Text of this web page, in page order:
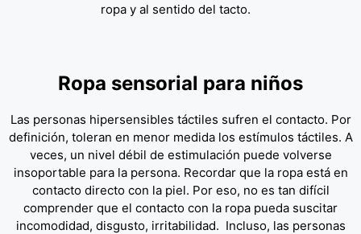
ropa y al sentido del tacto.
Ropa sensorial para niños
Las personas hipersensibles táctiles sufren el contacto. Por
definición, toleran en menor medida los estímulos táctiles. A
veces, un nivel débil de estimulación puede volverse
insoportable para la persona. Recordar que la ropa está en
contacto directo con la piel. Por eso, no es tan difícil
comprender que el contacto con la ropa pueda suscitar
incomodidad, disgusto, irritabilidad. Incluso, las personas